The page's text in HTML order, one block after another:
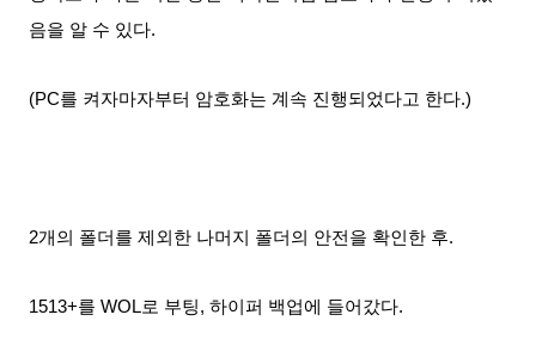
음을 알 수 있다.
(PC를 켜자마자부터 암호화는 계속 진행되었다고 한다.)
2개의 폴더를 제외한 나머지 폴더의 안전을 확인한 후.
1513+를 WOL로 부팅, 하이퍼 백업에 들어갔다.